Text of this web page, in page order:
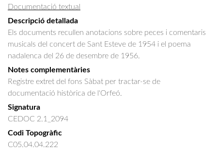
Documentació textual
Descripció detallada
Els documents recullen anotacions sobre peces i comentaris
musicals del concert de Sant Esteve de 1954 i el poema
nadalenca del 26 de desembre de 1956.
Notes complementàries
Registre extret del fons Sàbat per tractar-se de
documentació històrica de l'Orfeó.
Signatura
CEDOC 2.1_2094
Codi Topogràfic
C05.04.04.222